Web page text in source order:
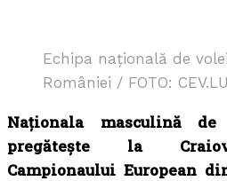
Echipa națională de
României / FOTO: CEV.LU
Naționala masculină
pregătește la
Campionaului European